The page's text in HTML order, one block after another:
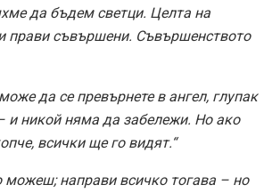
да бъдем светци. Целта на
прави съвършени. Съвършенството
да се превърнете в ангел, глупак
и никой няма да забележи. Но ако
всички ще го видят.“
можеш; направи всичко тогава – но